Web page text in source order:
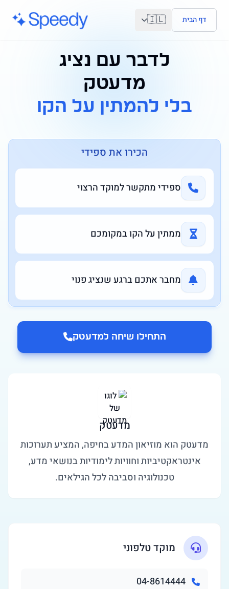
דלג לתוכן הראשי
דף הבית 🇮🇱
לדבר עם נציג
מדעטק
בלי להמתין על הקו
הכירו את ספידי
ספידי מתקשר למוקד הרצוי
ממתין על הקו במקומכם
מחבר אתכם ברגע שנציג פנוי
התחילו שיחה למדעטק
מדעטק
מדעטק הוא מוזיאון המדע בחיפה, המציע תערוכות
אינטראקטיביות וחוויות לימודיות בנושאי מדע,
טכנולוגיה וסביבה לכל הגילאים.
מוקד טלפוני
04-8614444